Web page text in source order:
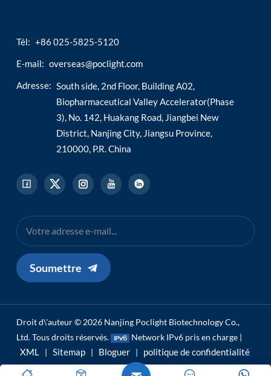
Tél: +86 025-5825-5120
E-mail: overseas@poclight.com
Adresse: South side, 2nd Floor, Building A02,
Biopharmaceutical Valley Accelerator(Phase
3), No. 142, Huakang Road, Jiangbei New
District, Nanjing City, Jiangsu Province,
210000, P.R. China
Soumettre
Droit d\'auteur © 2026 Nanjing Poclight Biotechnology Co.,
Ltd. Tous droits réservés.
Network IPv6 pris en charge |
XML | Sitemap | Bloguer | politique de confidentialité